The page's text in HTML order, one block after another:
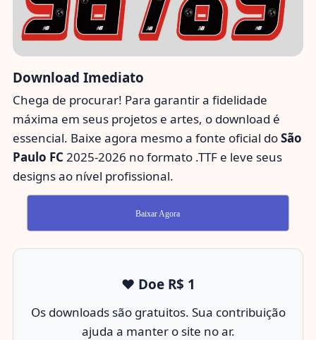
Download Imediato
Chega de procurar! Para garantir a fidelidade
máxima em seus projetos e artes, o download é
essencial. Baixe agora mesmo a fonte oficial doSão
Paulo FC 2025-2026 no formato .TTF e leve seus
designs ao nível profissional.
Baixar Agora
❤️ Doe R$ 1
Os downloads são gratuitos. Sua contribuição
ajuda a manter o site no ar.